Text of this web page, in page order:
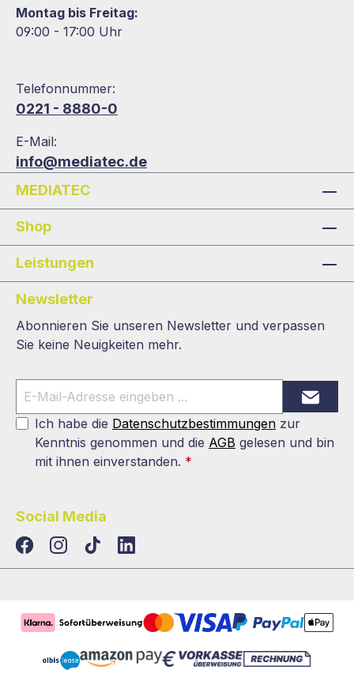
Montag bis Freitag:
09:00 - 17:00 Uhr
Telefonnummer:
0221 - 8880-0
E-Mail:
info@mediatec.de
MEDIATEC
Shop
Leistungen
Newsletter
Abonnieren Sie unseren Newsletter und verpassen
Sie keine Neuigkeiten mehr.
Ich habe die Datenschutzbestimmungen zur
Kenntnis genommen und die AGB gelesen und bin
mit ihnen einverstanden. *
Social Media
TikTokLinkedIn